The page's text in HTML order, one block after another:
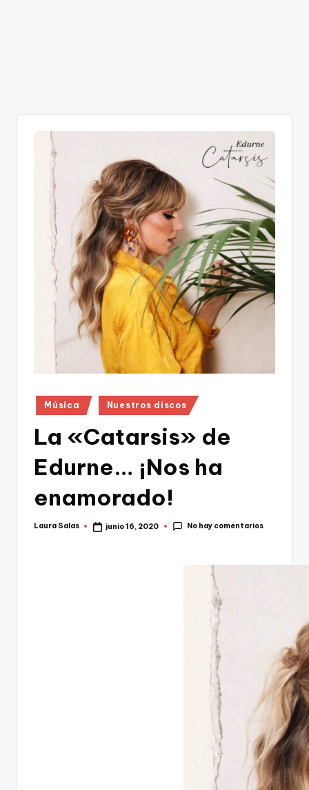
Publicado
en
Música Nuestros discos
La «Catarsis» de
Edurne… ¡Nos ha
enamorado!
Publicado
Laura Salas junio 16, 2020 No hay comentarios